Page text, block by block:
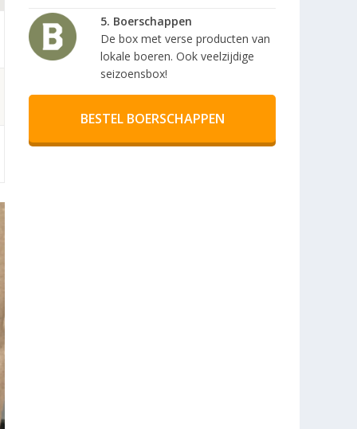
5. Boerschappen
De box met verse producten van
lokale boeren. Ook veelzijdige
seizoensbox!
BESTEL BOERSCHAPPEN